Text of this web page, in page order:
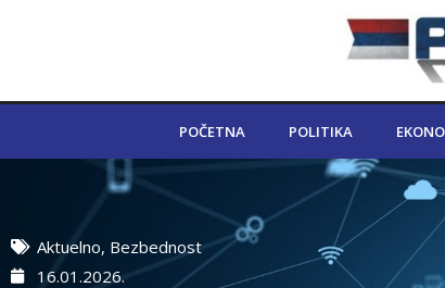
POČETNA POLITIKA
Aktuelno, Bezbednost
16.01.2026.